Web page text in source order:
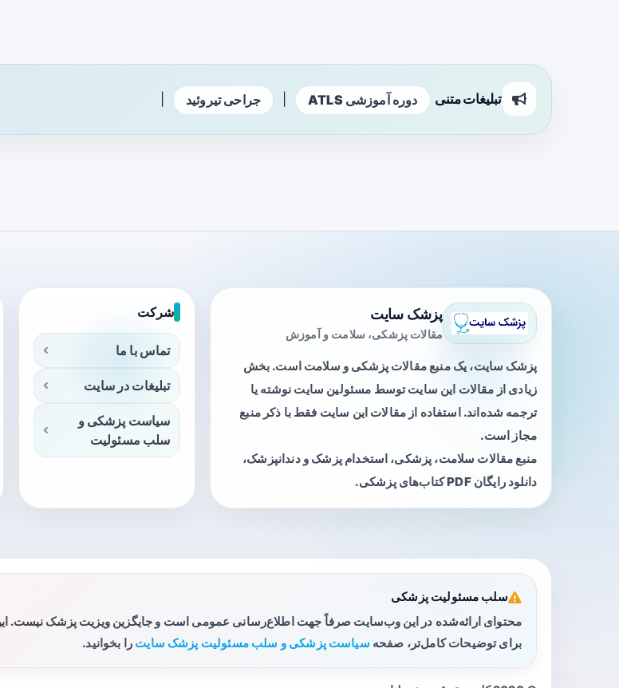
تبلیغات متنی دوره آموزشی ATLS جراحی تیروئید
پزشک سایت
مقالات پزشکی، سلامت و آموزش
پزشک سایت، یک منبع مقالات پزشکی و سلامت است. بخش
زیادی از مقالات این سایت توسط مسئولین سایت نوشته یا
ترجمه شده‌اند. استفاده از مقالات این سایت فقط با ذکر منبع
مجاز است.
منبع مقالات سلامت، پزشکی، استخدام پزشک و دندانپزشک،
دانلود رایگان PDF کتاب‌های پزشکی.
شرکت
تماس با ما
تبلیغات در سایت
سیاست پزشکی و
سلب مسئولیت
سلب مسئولیت پزشکی
محتوای ارائه‌شده در این وب‌سایت صرفاً جهت اطلاع‌رسانی عمومی است و جایگزین ویزیت پزشک نیست.
برای توضیحات کامل‌تر، صفحه سیاست پزشکی و سلب مسئولیت پزشک سایت را بخوانید.